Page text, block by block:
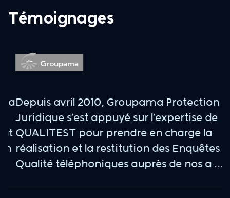
Témoignages
Depuis avril 2010, Groupama Protection
Juridique s’est appuyé sur l’expertise de
QUALITEST pour prendre en charge la
réalisation et la restitution des Enquêtes
Qualité téléphoniques auprès de nos a ...